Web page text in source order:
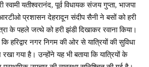
स्वामी यतीश्वरानंद, पूर्व विधायक संजय गुप्ता, भाजपा
प्रशासन देहरादून संदीप सैनी ने बसों को हरी
के पहले जत्थे को हरी झंडी दिखाकर रवाना किया।
नगर निगम की ओर से यात्रियों की सुविधा
गया है। उन्होंने यह भी बताया कि यात्रियों के